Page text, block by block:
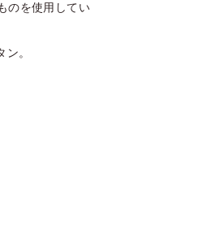
のを使用してい
。